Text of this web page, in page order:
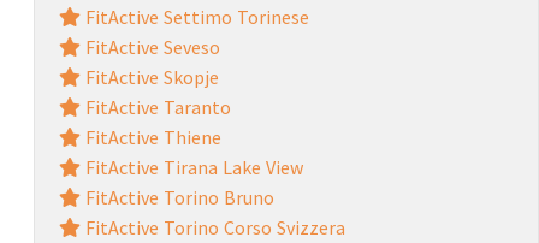
FitActive Settimo Torinese
FitActive Seveso
FitActive Skopje
FitActive Taranto
FitActive Thiene
FitActive Tirana Lake View
FitActive Torino Bruno
FitActive Torino Corso Svizzera